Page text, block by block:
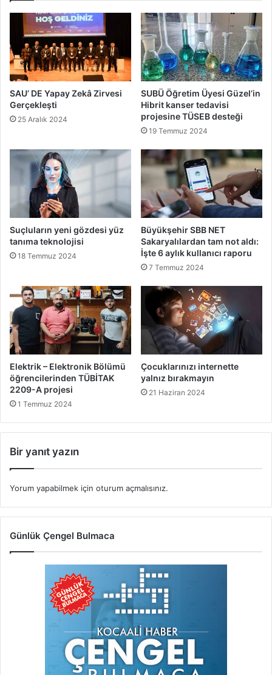
SAU’ DE Yapay Zekâ Zirvesi
Gerçekleşti
25 Aralık 2024
SUBÜ Öğretim Üyesi Güzel’in
Hibrit kanser tedavisi
projesine TÜSEB desteği
19 Temmuz 2024
Suçluların yeni gözdesi yüz
tanıma teknolojisi
18 Temmuz 2024
Büyükşehir SBB NET
Sakaryalılardan tam not aldı:
İşte 6 aylık kullanıcı raporu
7 Temmuz 2024
Elektrik – Elektronik Bölümü
öğrencilerinden TÜBİTAK
2209-A projesi
1 Temmuz 2024
Çocuklarınızı internette
yalnız bırakmayın
21 Haziran 2024
Bir yanıt yazın
Yorum yapabilmek için oturum açmalısınız.
Günlük Çengel Bulmaca